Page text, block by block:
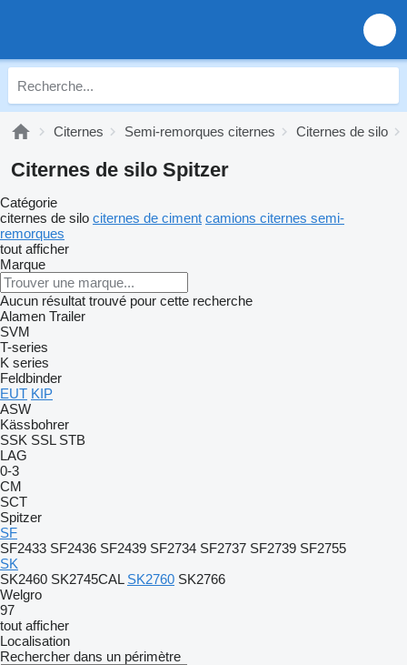
Citernes Semi-remorques citernes Citernes de silo
Citernes de silo Spitzer
Catégorie
citernes de silo citernes de ciment camions citernes semi-
remorques
tout afficher
Marque
Aucun résultat trouvé pour cette recherche
Alamen Trailer
SVM
T-series
K series
Feldbinder
EUT KIP
ASW
Kässbohrer
SSK SSL STB
LAG
0-3
CM
SCT
Spitzer
SF
SF2433 SF2436 SF2439 SF2734 SF2737 SF2739 SF2755
SK
SK2460 SK2745CAL SK2760 SK2766
Welgro
97
tout afficher
Localisation
Rechercher dans un périmètre